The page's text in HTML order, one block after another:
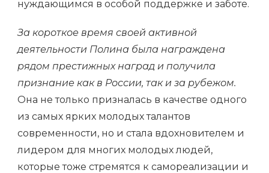
нуждающимся в особой поддержке и заботе.
За короткое время своей активной
деятельности Полина была награждена
рядом престижных наград и получила
признание как в России, так и за рубежом.
Она не только призналась в качестве одного
из самых ярких молодых талантов
современности, но и стала вдохновителем и
лидером для многих молодых людей,
которые тоже стремятся к самореализации и